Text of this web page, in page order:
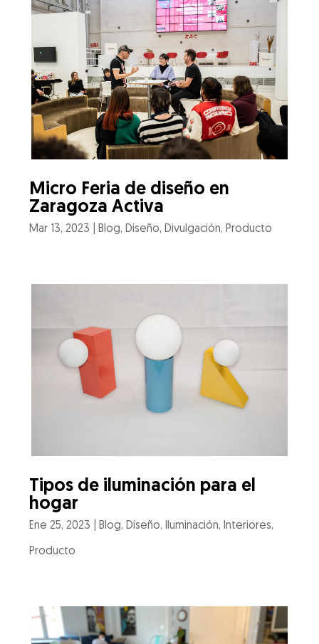
Micro Feria de diseño en
Zaragoza Activa
Mar 13, 2023 |Blog,Diseño,Divulgación,Producto
Tipos de iluminación para el
hogar
Ene 25, 2023 Blog, Diseño, Iluminación, Interiores,
Producto